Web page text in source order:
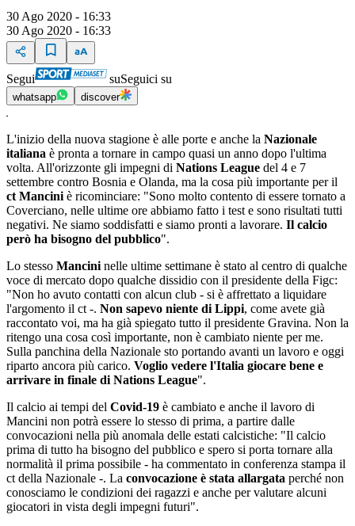
30 Ago 2020 - 16:33
30 Ago 2020 - 16:33
Segui suSeguici su
whatsapp discover
L'inizio della nuova stagione è alle porte e anche la Nazionale
italiana è pronta a tornare in campo quasi un anno dopo l'ultima
volta. All'orizzonte gli impegni di Nations League del 4 e 7
settembre contro Bosnia e Olanda, ma la cosa più importante per il
ct Mancini è ricominciare: "Sono molto contento di essere tornato a
Coverciano, nelle ultime ore abbiamo fatto i test e sono risultati tutti
negativi. Ne siamo soddisfatti e siamo pronti a lavorare. Il calcio
però ha bisogno del pubblico".
Lo stesso Mancini nelle ultime settimane è stato al centro di qualche
voce di mercato dopo qualche dissidio con il presidente della Figc:
"Non ho avuto contatti con alcun club - si è affrettato a liquidare
l'argomento il ct -. Non sapevo niente di Lippi, come avete già
raccontato voi, ma ha già spiegato tutto il presidente Gravina. Non la
ritengo una cosa così importante, non è cambiato niente per me.
Sulla panchina della Nazionale sto portando avanti un lavoro e oggi
riparto ancora più carico. Voglio vedere l'Italia giocare bene e
arrivare in finale di Nations League".
Il calcio ai tempi del Covid-19 è cambiato e anche il lavoro di
Mancini non potrà essere lo stesso di prima, a partire dalle
convocazioni nella più anomala delle estati calcistiche: "Il calcio
prima di tutto ha bisogno del pubblico e spero si porta tornare alla
normalità il prima possibile - ha commentato in conferenza stampa il
ct della Nazionale -. La convocazione è stata allargata perché non
conosciamo le condizioni dei ragazzi e anche per valutare alcuni
giocatori in vista degli impegni futuri".